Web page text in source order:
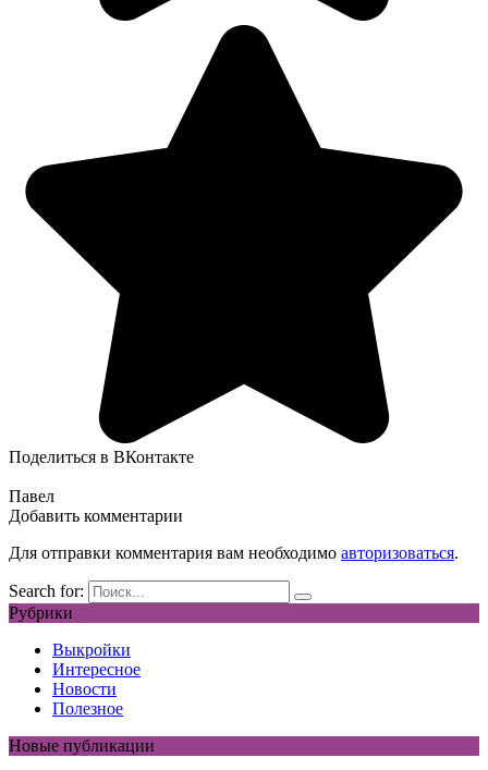
Поделиться в ВКонтакте
Павел
Добавить комментарии
Для отправки комментария вам необходимо авторизоваться.
Search for:
Рубрики
Выкройки
Интересное
Новости
Полезное
Новые публикации